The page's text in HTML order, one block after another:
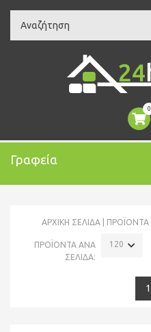
Search
0
Γραφεία
ΑΡΧΙΚΉ ΣΕΛΊΔΑ ΠΡΟΪΌΝΤΑ
ΠΡΟΪΟΝΤΑ ΑΝΑ
ΣΕΛΙΔΑ:
120
1